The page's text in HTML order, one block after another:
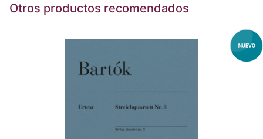
Otros productos recomendados